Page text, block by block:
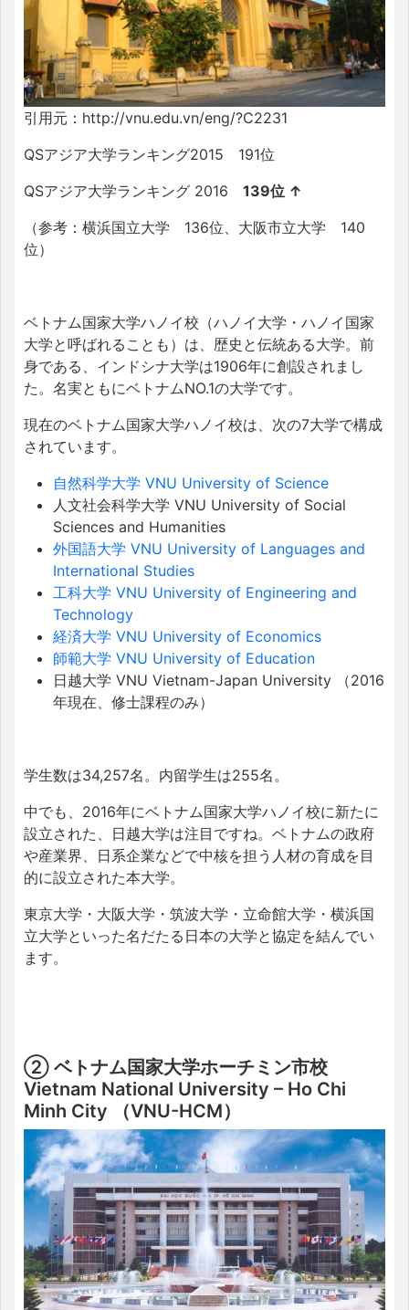
引用元：http://vnu.edu.vn/eng/?C2231
QSアジア大学ランキング2015 191位
QSアジア大学ランキング 2016 139位 ↑
（参考：横浜国立大学 136位、大阪市立大学 140
位）
ベトナム国家大学ハノイ校（ハノイ大学・ハノイ国家
大学と呼ばれることも）は、歴史と伝統ある大学。前
身である、インドシナ大学は1906年に創設されまし
た。名実ともにベトナムNO.1の大学です。
現在のベトナム国家大学ハノイ校は、次の7大学で構成
されています。
自然科学大学 VNU University of Science
人文社会科学大学 VNU University of Social
Sciences and Humanities
外国語大学 VNU University of Languages and
International Studies
工科大学 VNU University of Engineering and
Technology
経済大学 VNU University of Economics
師範大学 VNU University of Education
日越大学 VNU Vietnam-Japan University （2016
年現在、修士課程のみ）
学生数は34,257名。内留学生は255名。
中でも、2016年にベトナム国家大学ハノイ校に新たに
設立された、日越大学は注目ですね。ベトナムの政府
や産業界、日系企業などで中核を担う人材の育成を目
的に設立された本大学。
東京大学・大阪大学・筑波大学・立命館大学・横浜国
立大学といった名だたる日本の大学と協定を結んでい
ます。
② ベトナム国家大学ホーチミン市校
Vietnam National University – Ho Chi
Minh City （VNU-HCM）